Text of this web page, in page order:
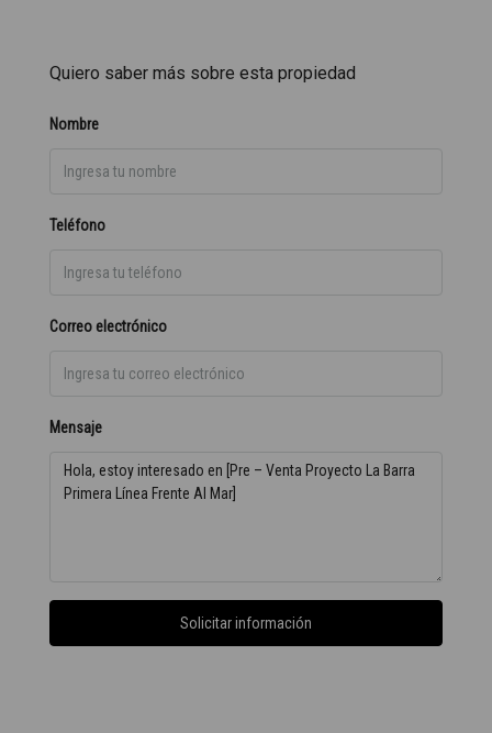
Quiero saber más sobre esta propiedad
Nombre
Teléfono
Correo electrónico
Mensaje
Solicitar información